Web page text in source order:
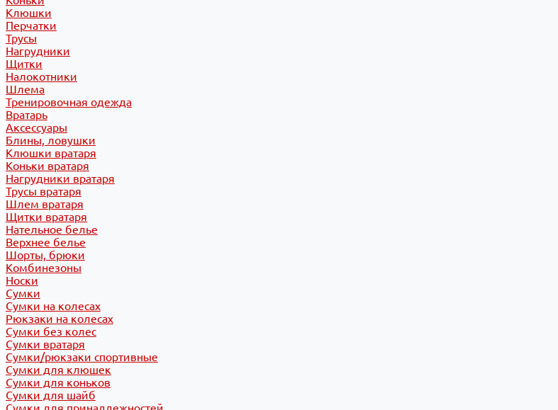
Клюшки
Перчатки
Трусы
Нагрудники
Щитки
Налокотники
Шлема
Тренировочная одежда
Вратарь
Аксессуары
Блины, ловушки
Клюшки вратаря
Коньки вратаря
Нагрудники вратаря
Трусы вратаря
Шлем вратаря
Щитки вратаря
Нательное белье
Верхнее белье
Шорты, брюки
Комбинезоны
Носки
Сумки
Сумки на колесах
Рюкзаки на колесах
Сумки без колес
Сумки вратаря
Сумки/рюкзаки спортивные
Сумки для клюшек
Сумки для коньков
Сумки для шайб